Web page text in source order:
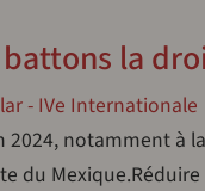
la
- IVe Internationale
notamment à
du